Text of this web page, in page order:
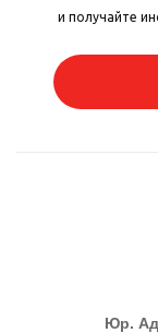
и получайте
Юр.